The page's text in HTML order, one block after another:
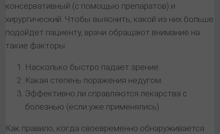
консервативный (с помощью препаратов) и
хирургический. Чтобы выяснить, какой из них больше
подойдет пациенту, врачи обращают внимание на
такие факторы:
Насколько быстро падает зрение.
Какая степень поражения недугом.
Эффективно ли справляются лекарства с
болезнью (если уже применялись).
Как правило, когда своевременно обнаруживается